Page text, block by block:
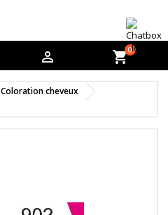
 shopping_cart0
Coloration cheveux